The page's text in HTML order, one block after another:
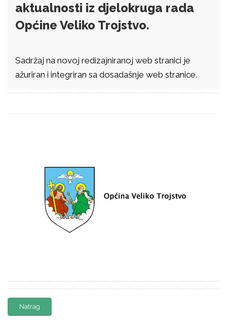
aktualnosti iz djelokruga rada
Općine Veliko Trojstvo.
Sadržaj na novoj redizajniranoj web stranici je
ažuriran i integriran sa dosadašnje web stranice.
Natrag